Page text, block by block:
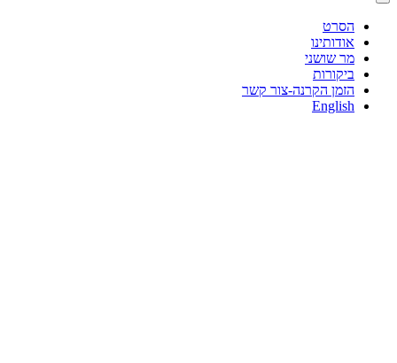
הסרט
אודותינו
מר שושני
ביקורות
הזמן הקרנה-צור קשר
English